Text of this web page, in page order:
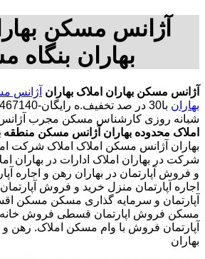
آژانس مسکن
بهاران بنگاه
آژانس مسکن بهاران املاک بهاران آژانس
بهاران
شبانه روزی کارشناس مسکن مجرب
املاک محدوده بهاران آژانس مسکن منطقه
بهاران آژانس مسکن املاک املاک شرکت
شرکت در بهاران املاک ادارات در بهاران
و فروش آپارتمان در بهاران رهن و اجاره
اجاره آپارتمان منزل خرید و فروش
آپارتمان و سرمایه گذاری مسکن مسکن
مسکن فروش اپارتمان قسطی فروش خانه
آپارتمان فروش با وام مسکن املاک. رهن و
بهاران